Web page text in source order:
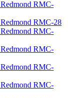
RMC-
RMC-28
RMC-
RMC-
RMC-
RMC-